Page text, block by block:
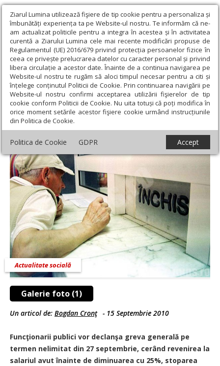
Ziarul Lumina utilizează fişiere de tip cookie pentru a personaliza și
îmbunătăți experiența ta pe Website-ul nostru. Te informăm că ne-
am actualizat politicile pentru a integra în acestea și în activitatea
curentă a Ziarului Lumina cele mai recente modificări propuse de
Regulamentul (UE) 2016/679 privind protecția persoanelor fizice în
ceea ce privește prelucrarea datelor cu caracter personal și privind
libera circulație a acestor date. Înainte de a continua navigarea pe
Website-ul nostru te rugăm să aloci timpul necesar pentru a citi și
înțelege conținutul Politicii de Cookie. Prin continuarea navigării pe
Website-ul nostru confirmi acceptarea utilizării fişierelor de tip
cookie conform Politicii de Cookie. Nu uita totuși că poți modifica în
orice moment setările acestor fişiere cookie urmând instrucțiunile
din Politica de Cookie.
Politica de Cookie GDPR Accept
Ziarul Lumina › Societate › Actualitate socială › Funcţionarii
publici anunţă grevă generală
Funcţionarii publici anunţă grevă generală
Galerie foto (1)
Actualitate socială
Un articol de: Bogdan Cronţ - 15 Septembrie 2010
Funcţionarii publici vor declanşa greva generală pe
termen nelimitat din 27 septembrie, cerând revenirea la
salariul avut înainte de diminuarea cu 25%, stoparea